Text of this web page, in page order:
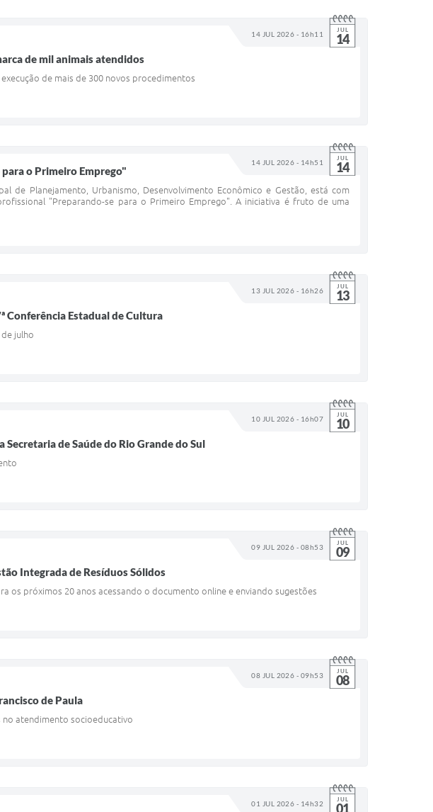
14 JUL 2026 - 16h11 JUL
14
de mil animais atendidos
de mais de 300 novos procedimentos
14 JUL 2026 - 14h51 JUL
14
o Primeiro Emprego"
de Planejamento, Urbanismo, Desenvolvimento Econômico e Gestão, está com
"Preparando-se para o Primeiro Emprego". A iniciativa é fruto de uma
13 JUL 2026 - 16h26 JUL
13
Conferência Estadual de Cultura
julho
10 JUL 2026 - 16h07 JUL
10
de Saúde do Rio Grande do Sul
09 JUL 2026 - 08h53 JUL
09
Integrada de Resíduos Sólidos
próximos 20 anos acessando o documento online e enviando sugestões
08 JUL 2026 - 09h53 JUL
08
de Paula
no atendimento socioeducativo
01 JUL 2026 - 14h32 JUL
01